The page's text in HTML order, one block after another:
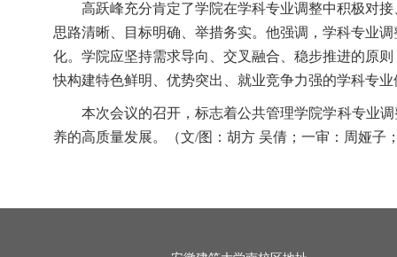
高跃峰充分肯定了学院在学科专业调整中积极对
思路清晰、目标明确、举措务实。他强调，学科专业
化。学院应坚持需求导向、交叉融合、稳步推进的原
快构建特色鲜明、优势突出、就业竞争力强的学科专业
本次会议的召开，标志着公共管理学院学科专业
养的高质量发展。（文/图：胡方 吴倩；一审：周娅子